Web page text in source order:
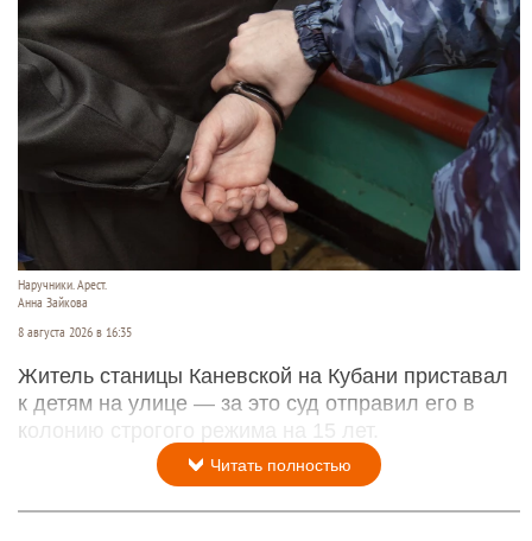
Наручники. Арест.
Анна Зайкова
8 августа 2026 в 16:35
Житель станицы Каневской на Кубани приставал
к детям на улице — за это суд отправил его в
колонию строгого режима на 15 лет.
Читать полностью